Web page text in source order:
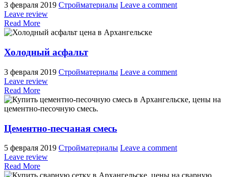
3 февраля 2019 Стройматериалы Leave a comment
Leave review
Read More
Холодный асфальт
3 февраля 2019 Стройматериалы Leave a comment
Leave review
Read More
Цементно-песчаная смесь
5 февраля 2019 Стройматериалы Leave a comment
Leave review
Read More